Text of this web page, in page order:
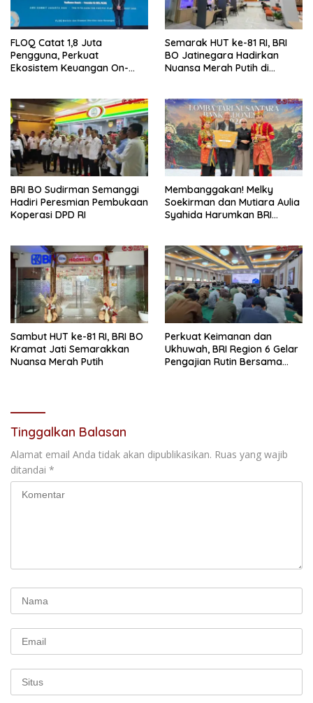
FLOQ Catat 1,8 Juta
Pengguna, Perkuat
Ekosistem Keuangan On-
Semarak HUT ke-81 RI, BRI
BO Jatinegara Hadirkan
Nuansa Merah Putih di
BRI BO Sudirman Semanggi
Hadiri Peresmian Pembukaan
Koperasi DPD RI
Membanggakan! Melky
Soekirman dan Mutiara Aulia
Syahida Harumkan BRI
Bank Indonesia
Sambut HUT ke-81 RI, BRI BO
Kramat Jati Semarakkan
Nuansa Merah Putih
Perkuat Keimanan dan
Ukhuwah, BRI Region 6 Gelar
Pengajian Rutin Bersama
Tinggalkan Balasan
Alamat email Anda tidak akan dipublikasikan. Ruas yang wajib
ditandai *